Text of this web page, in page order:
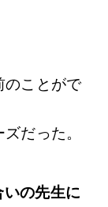
のことがで
だった。
の先生に